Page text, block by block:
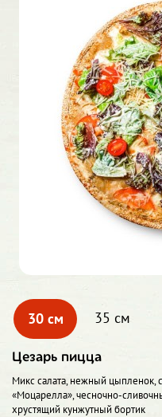
30 см 35 см
Цезарь пицца
Микс салата, нежный цыпленок,
«Моцарелла», чесночно-
хрустящий кунжутный бортик